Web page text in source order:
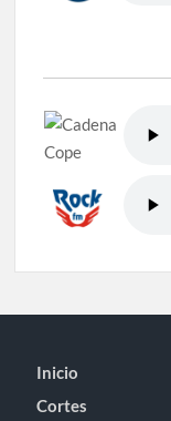
Inicio
Cortes